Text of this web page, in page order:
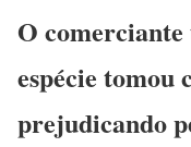
O
espécie tomou
prejudicando